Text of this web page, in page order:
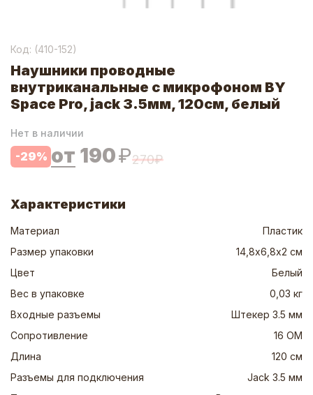
Код: (410-152)
Наушники проводные
внутриканальные с микрофоном BY
Space Pro, jack 3.5мм, 120см, белый
Нет в наличии
-29% от 190₽270₽
Характеристики
Материал
Пластик
Размер упаковки
14,8х6,8х2 см
Цвет
Белый
Вес в упаковке
0,03 кг
Входные разъемы
Штекер 3.5 мм
Сопротивление
16 ОМ
Длина
120 см
Разъемы для подключения
Jack 3.5 мм